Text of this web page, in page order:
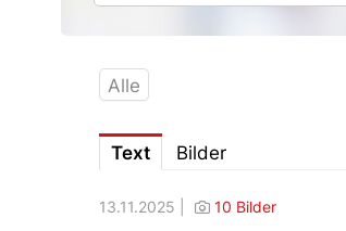
Alle
Text Bilder
13.11.2025 | 10 Bilder